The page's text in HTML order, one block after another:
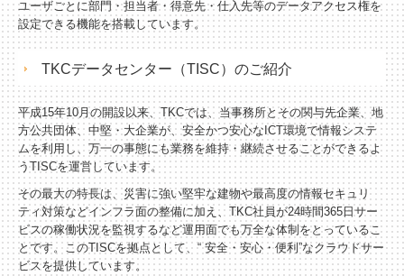
ユーザごとに部門・担当者・得意先・仕入先等のデータアクセス権を
設定できる機能を搭載しています。
TKCデータセンター（TISC）のご紹介
平成15年10月の開設以来、TKCでは、当事務所とその関与先企業、地
方公共団体、中堅・大企業が、安全かつ安心なICT環境で情報システ
ムを利用し、万一の事態にも業務を維持・継続させることができるよ
うTISCを運営しています。
その最大の特長は、災害に強い堅牢な建物や最高度の情報セキュリ
ティ対策などインフラ面の整備に加え、TKC社員が24時間365日サー
ビスの稼働状況を監視するなど運用面でも万全な体制をとっているこ
とです。このTISCを拠点として、“ 安全・安心・便利”なクラウドサー
ビスを提供しています。